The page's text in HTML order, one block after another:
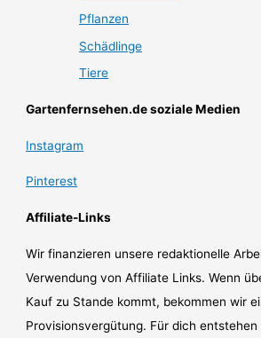
Pflanzen
Schädlinge
Tiere
Gartenfernsehen.de soziale Medien
Instagram
Pinterest
Affiliate-Links
Wir finanzieren unsere redaktionelle
Verwendung von Affiliate Links. Wenn
Kauf zu Stande kommt, bekommen wir
Provisionsvergütung. Für dich entstehen